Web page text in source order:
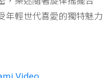
年輕世代喜愛的獨特魅力